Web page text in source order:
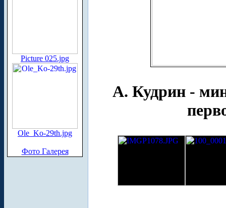
Picture 025.jpg
Ole_Ko-29th.jpg
Фото Галерея
А. Кудрин -